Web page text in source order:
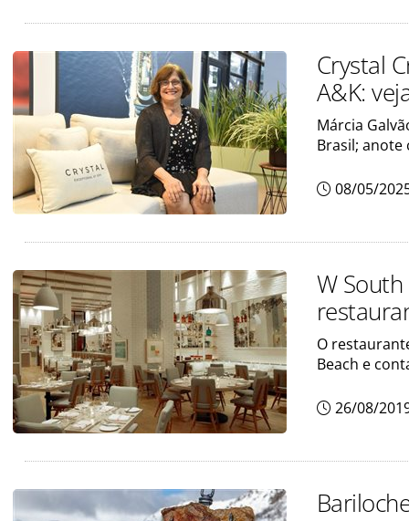
Crystal
A&K:
Márcia
Brasil; anote
08/05/
W
O
Beach e
26/08/